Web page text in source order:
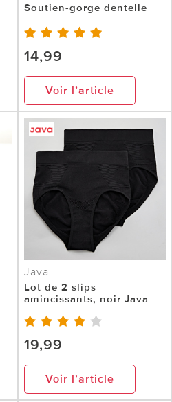
Soutien-gorge dentelle
14,99
Voir l’article
Java
Lot de 2 slips
amincissants, noir Java
19,99
Voir l’article